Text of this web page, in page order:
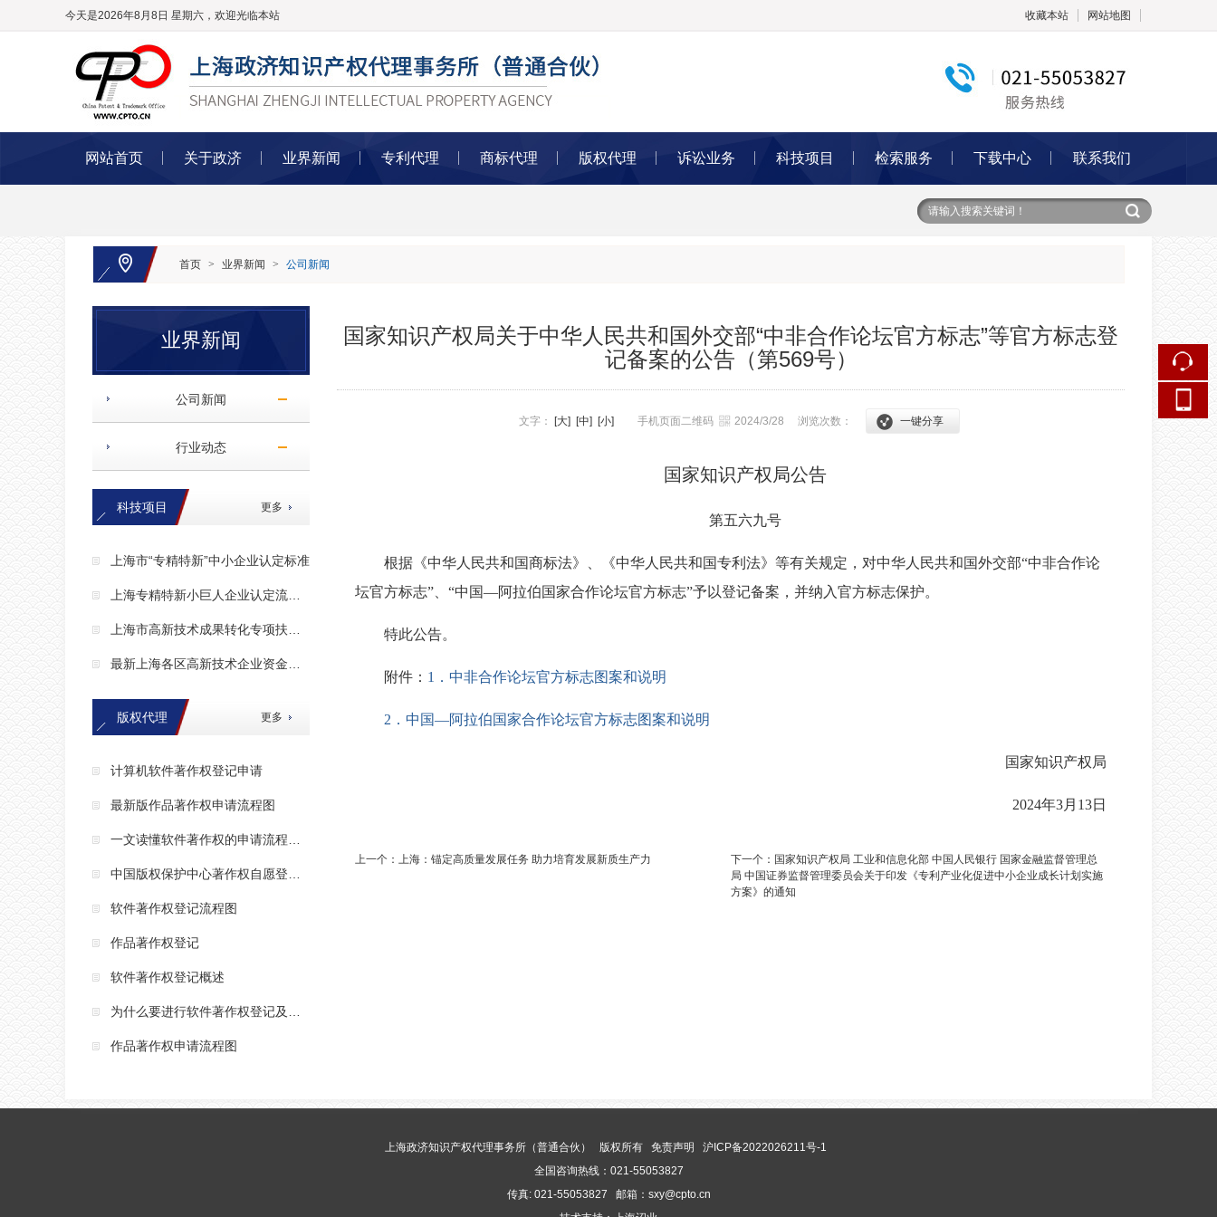
今天是2026年8月8日 星期六，欢迎光临本站 收藏本站 网站地图
网站首页 关于政济 业界新闻 专利代理 商标代理 版权代理 诉讼业务 科技项目 检索服务 下载中心 联系我们
首页 > 业界新闻 > 公司新闻
业界新闻
公司新闻
行业动态
更多
科技项目
上海市“专精特新”中小企业认定标准
上海专精特新小巨人企业认定流程及条件是什么？
上海市高新技术成果转化专项扶持资金管理办法
最新上海各区高新技术企业资金补助及申报要求和流程
更多
版权代理
计算机软件著作权登记申请
最新版作品著作权申请流程图
一文读懂软件著作权的申请流程（内附图说明）
中国版权保护中心著作权自愿登记收费标准
软件著作权登记流程图
作品著作权登记
软件著作权登记概述
为什么要进行软件著作权登记及申请
作品著作权申请流程图
国家知识产权局关于中华人民共和国外交部“中非合作论坛官方标志”等官方标志登
记备案的公告（第569号）
文字： [大] [中] [小] 手机页面二维码 2024/3/28 浏览次数： 一键分享
国家知识产权局公告
第五六九号
根据《中华人民共和国商标法》、《中华人民共和国专利法》等有关规定，对中华人民共和国外交部“中非合作论
坛官方标志”、“中国—阿拉伯国家合作论坛官方标志”予以登记备案，并纳入官方标志保护。
特此公告。
附件： 1．中非合作论坛官方标志图案和说明
2．中国—阿拉伯国家合作论坛官方标志图案和说明
国家知识产权局
2024年3月13日
上一个： 上海：锚定高质量发展任务 助力培育发展新质生产力 下一个： 国家知识产权局 工业和信息化部 中国人民银行 国家金融监督管理总
局 中国证券监督管理委员会关于印发《专利产业化促进中小企业成长计划实施
方案》的通知
上海政济知识产权代理事务所（普通合伙） 版权所有 免责声明
沪ICP备2022026211号-1
全国咨询热线：021-55053827
传真: 021-55053827 邮箱：sxy@cpto.cn